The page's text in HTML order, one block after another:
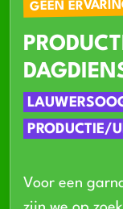
GEEN
PRODUCTIE/
Voor een